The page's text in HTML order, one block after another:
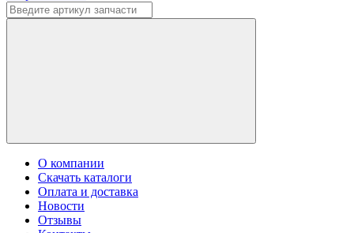
О компании
Скачать каталоги
Оплата и доставка
Новости
Отзывы